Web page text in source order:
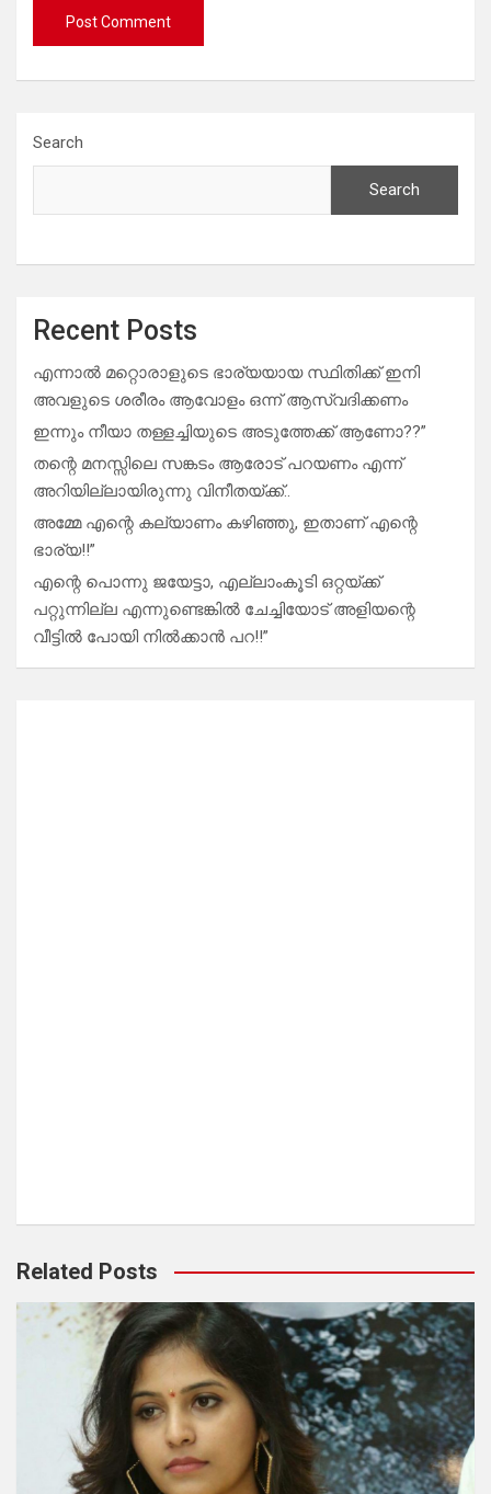
Search
Search
Recent Posts
എന്നാൽ മറ്റൊരാളുടെ ഭാര്യയായ സ്ഥിതിക്ക് ഇനി
അവളുടെ ശരീരം ആവോളം ഒന്ന് ആസ്വദിക്കണം
ഇന്നും നീയാ തള്ളച്ചിയുടെ അടുത്തേക്ക് ആണോ??”
തന്റെ മനസ്സിലെ സങ്കടം ആരോട് പറയണം എന്ന്
അറിയില്ലായിരുന്നു വിനീതയ്ക്ക്..
അമ്മേ എന്റെ കല്യാണം കഴിഞ്ഞു, ഇതാണ് എന്റെ
ഭാര്യ!!”
എന്റെ പൊന്നു ജയേട്ടാ, എല്ലാംകൂടി ഒറ്റയ്ക്ക്
പറ്റുന്നില്ല എന്നുണ്ടെങ്കിൽ ചേച്ചിയോട് അളിയന്റെ
വീട്ടിൽ പോയി നിൽക്കാൻ പറ!!”
Related Posts